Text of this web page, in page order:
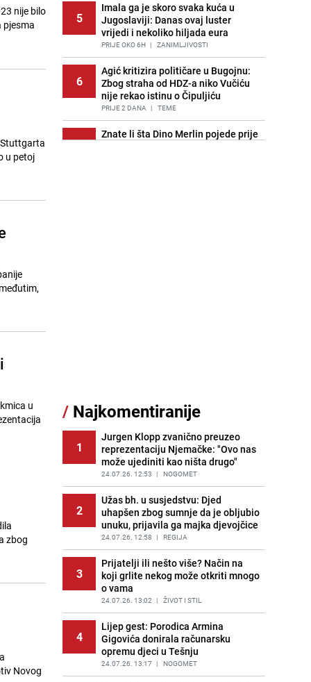
nije bilo
pjesma
u petoj
u
zbog
Novog
5
Imala ga je skoro svaka kuća u
Jugoslaviji: Danas ovaj luster
vrijedi i nekoliko hiljada eura
PRIJE OKO 6H | ZANIMLJIVOSTI
6
Agić kritizira političare u Bugojnu:
Zbog straha od HDZ-a niko Vučiću
nije rekao istinu o Čipuljiću
PRIJE 2 DANA | TEME
7
Znate li šta Dino Merlin pojede prije
Novog
BOSNA I HERCEGOVINA
12
Kao iz slastičarne: Rolada od
čokolade i kokosa bez pečenja,
jednostavan desert bez imalo muke
PRIJE 2 DANA | RECEPTI
13
Tajna savršenog makedonskog
ajvara: Stari recept za kremast i
bogat okus
PRIJE 2 DANA | RECEPTI
14
Tuga potresla grad na Uni:
Preminula Lejla Muhić (39),
sugrađani u nevjerici
PRIJE 2 DANA | BOSNA I HERCEGOVINA
15
Borba trajala satima: Pogledajte
'grdosiju' od skoro tri metra koju su
braća izvukla iz mora
PRIJE 1 DAN | SVIJET
/ Najkomentiranije
1
Jurgen Klopp zvanično preuzeo
reprezentaciju Njemačke: "Ovo nas
može ujediniti kao ništa drugo"
24.07.26. 12:53 | NOGOMET
2
Užas bh. u susjedstvu: Djed
uhapšen zbog sumnje da je obljubio
unuku, prijavila ga majka djevojčice
24.07.26. 12:58 | REGIJA
3
Prijatelji ili nešto više? Način na
koji grlite nekog može otkriti mnogo
o vama
24.07.26. 13:02 | ŽIVOT I STIL
4
Lijep gest: Porodica Armina
Gigovića donirala računarsku
opremu djeci u Tešnju
24.07.26. 13:17 | NOGOMET